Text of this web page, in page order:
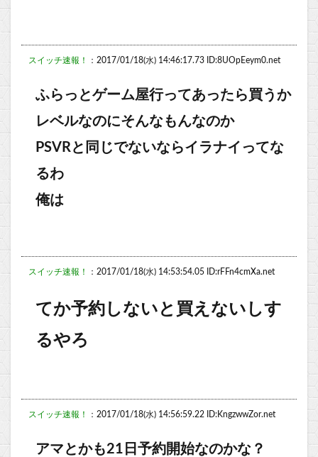
スイッチ速報！ ：2017/01/18(水) 14:46:17.73 ID:8UOpEeym0.net
ふらっとゲーム屋行ってあったら買うか
レベルなのにそんなもんなのか
PSVRと同じでないならイラナイってな
るわ
俺は
スイッチ速報！ ：2017/01/18(水) 14:53:54.05 ID:rFFn4cmXa.net
てか予約しないと買えないしす
るやろ
スイッチ速報！ ：2017/01/18(水) 14:56:59.22 ID:KngzwwZor.net
アマとかも21日予約開始なのかな？